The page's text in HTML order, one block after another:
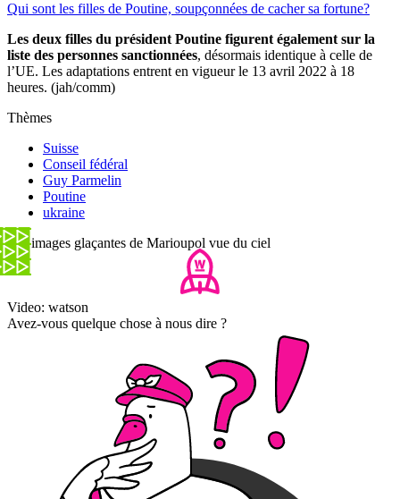
Qui sont les filles de Poutine, soupçonnées de cacher sa fortune?
Les deux filles du président Poutine figurent également sur la
liste des personnes sanctionnées, désormais identique à celle de
l’UE. Les adaptations entrent en vigueur le 13 avril 2022 à 18
heures. (jah/comm)
Thèmes
Suisse
Conseil fédéral
Guy Parmelin
Poutine
ukraine
Les images glaçantes de Marioupol vue du ciel
Video: watson
Avez-vous quelque chose à nous dire ?